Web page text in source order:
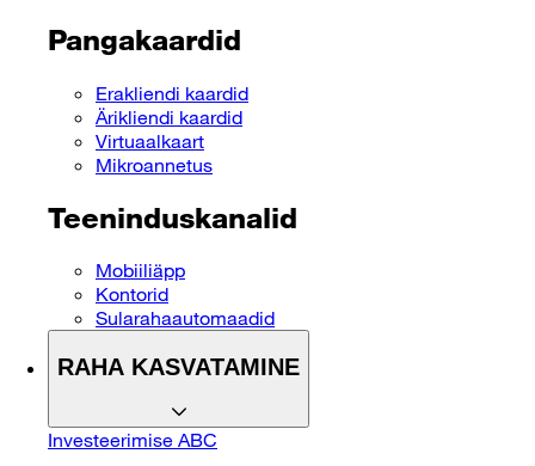
Pangakaardid
Erakliendi kaardid
Ärikliendi kaardid
Virtuaalkaart
Mikroannetus
Teeninduskanalid
Mobiiliäpp
Kontorid
Sularahaautomaadid
RAHA KASVATAMINE
Investeerimise ABC